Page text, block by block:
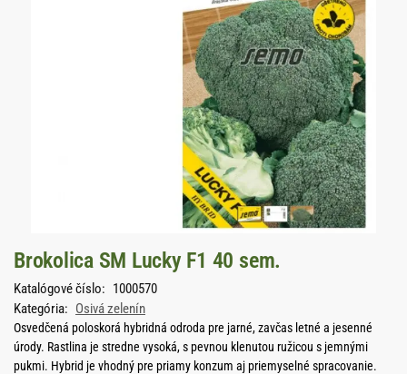
Brokolica SM Lucky F1 40 sem.
Katalógové číslo: 1000570
Kategória: Osivá zelenín
Osvedčená poloskorá hybridná odroda pre jarné, zavčas letné a jesenné
úrody. Rastlina je stredne vysoká, s pevnou klenutou ružicou s jemnými
pukmi. Hybrid je vhodný pre priamy konzum aj priemyselné spracovanie.